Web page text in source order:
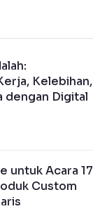
Kelebihan,
dengan Digital
untuk Acara 17
Custom